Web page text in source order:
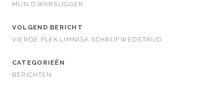
MIJN DWARSLIGGER
VOLGEND BERICHT
VIERDE PLEK LIMNISA SCHRIJFWEDSTRIJD
CATEGORIEËN
BERICHTEN